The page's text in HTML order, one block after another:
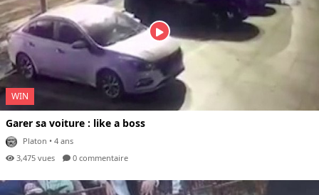
WIN
Garer sa voiture : like a boss
Platon • 4 ans
3,475 vues
0 commentaire